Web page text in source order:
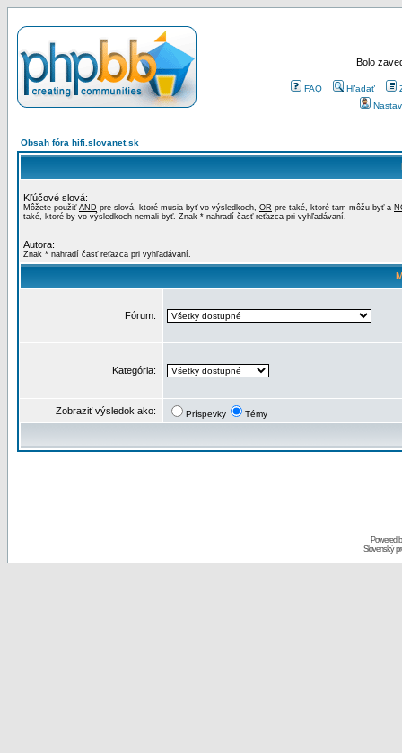
Bolo
FAQ Hľadať
Obsah fóra hifi.slovanet.sk
Kľúčové slová:
Môžete použiť AND pre slová, ktoré musia byť vo výsledkoch, OR pre také, ktoré tam môžu byť a
také, ktoré by vo výsledkoch nemali byť. Znak * nahradí časť reťazca pri vyhľadávaní.
Autora:
Znak * nahradí časť reťazca pri vyhľadávaní.
Fórum:
Kategória:
Zobraziť výsledok ako: Príspevky Témy
Powered
Slovenský